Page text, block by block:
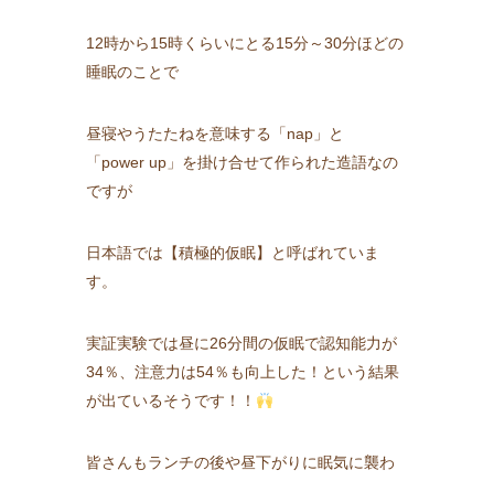
12時から15時くらいにとる15分～30分ほどの
睡眠のことで
昼寝やうたたねを意味する「nap」と
「power up」を掛け合せて作られた造語なの
ですが
日本語では【積極的仮眠】と呼ばれていま
す。
実証実験では昼に26分間の仮眠で認知能力が
34％、注意力は54％も向上した！という結果
が出ているそうです！！
皆さんもランチの後や昼下がりに眠気に襲わ